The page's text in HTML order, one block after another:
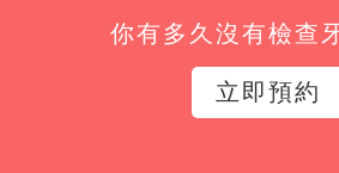
5. 假牙材質有哪些？5大假牙特性、優
你有多久沒有檢查
立即預約